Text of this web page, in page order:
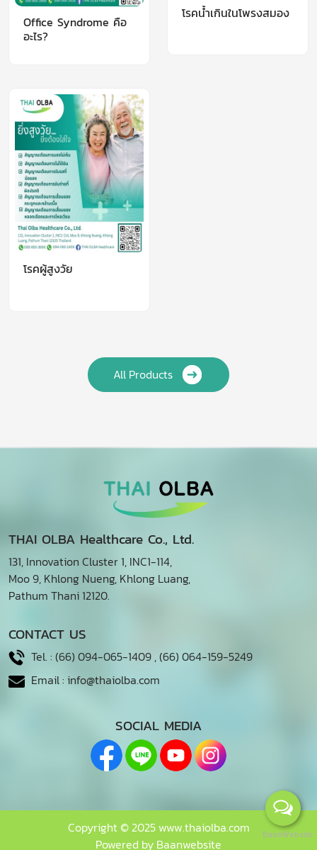
Office Syndrome คือ
อะไร?
โรคน้ำเกินในโพรงสมอง
โรคผู้สูงวัย
All Products
THAI OLBA Healthcare Co., Ltd.
131, Innovation Cluster 1, INC1-114,
Moo 9, Khlong Nueng, Khlong Luang,
Pathum Thani 12120.
CONTACT US
Tel. : (66) 094-065-1409 ,(66) 064-159-5249
Email : info@thaiolba.com
SOCIAL MEDIA
Copyright © 2025 www.thaiolba.com
Powered by Baanwebsite
BaanWebsite